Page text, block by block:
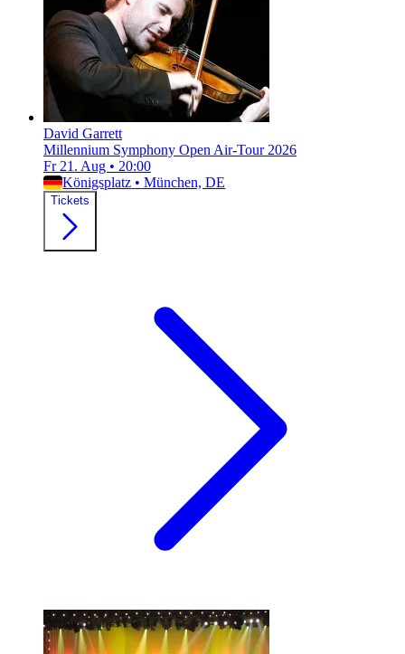
David Garrett
Millennium Symphony Open Air-Tour 2026
Fr 21. Aug • 20:00
Königsplatz • München, DE
Tickets